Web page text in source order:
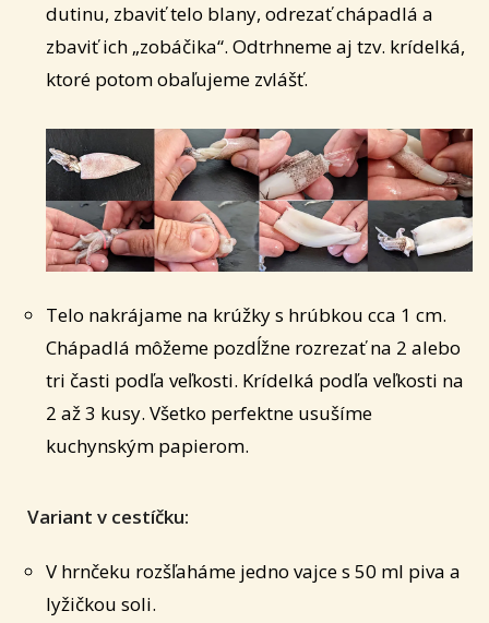
dutinu, zbaviť telo blany, odrezať chápadlá a
zbaviť ich „zobáčika“. Odtrhneme aj tzv. krídelká,
ktoré potom obaľujeme zvlášť.
Telo nakrájame na krúžky s hrúbkou cca 1 cm.
Chápadlá môžeme pozdĺžne rozrezať na 2 alebo
tri časti podľa veľkosti. Krídelká podľa veľkosti na
2 až 3 kusy. Všetko perfektne usušíme
kuchynským papierom.
Variant v cestíčku:
V hrnčeku rozšľaháme jedno vajce s 50 ml piva a
lyžičkou soli.